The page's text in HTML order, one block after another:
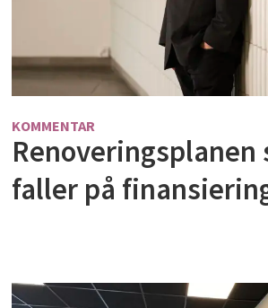
KOMMENTAR
Renoveringsplanen
faller på